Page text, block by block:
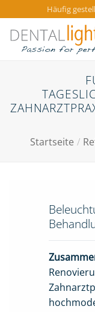
Inhalt
springen
Häufig
Startseite /